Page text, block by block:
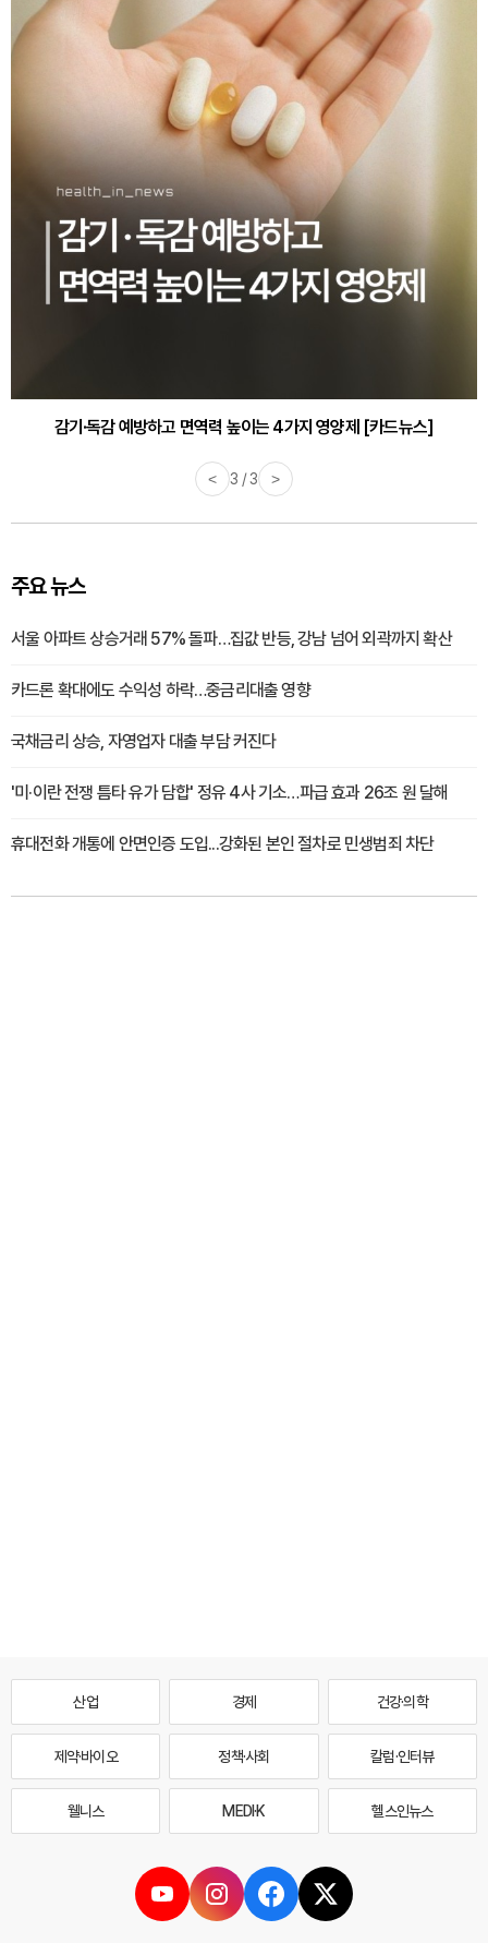
감기·독감 예방하고 면역력 높이는 4가지 영양제 [카드뉴스]
< 3 / 3 >
주요 뉴스
서울 아파트 상승거래 57% 돌파…집값 반등, 강남 넘어 외곽까지 확산
카드론 확대에도 수익성 하락…중금리대출 영향
국채금리 상승, 자영업자 대출 부담 커진다
'미·이란 전쟁 틈타 유가 담합' 정유 4사 기소…파급 효과 26조 원 달해
휴대전화 개통에 안면인증 도입...강화된 본인 절차로 민생범죄 차단
산업 경제 건강·의학
제약·바이오 정책·사회 칼럼·인터뷰
웰니스 MEDI·K 헬스인뉴스